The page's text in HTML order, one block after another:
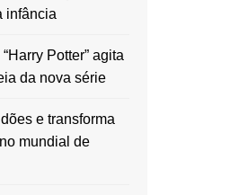
infância
Potter” agita
da nova série
e transforma
mundial de